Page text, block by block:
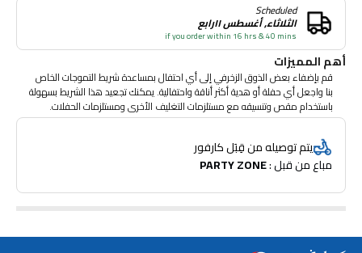
Scheduled
الثلاثاء, أغسطس ١١رابع
if you order within 16 hrs & 40 mins
أهم المميزات
قم بإضفاء بعض الذوق الزخرفي إلى أي احتفال بمساعدة شريط التموجات الخاص
بنا واجعل أي حفلة أو هدية أكثر أناقة واحتفالية. يمكنك تجعيد هذا الشريط بسهولة
باستخدام مقص وتنسيقه مع مستلزمات التغليف الأخرى ومستلزمات الحفلات.
يتم توصيله من قِبَل كارفور
مباع من قبل : PARTY ZONE